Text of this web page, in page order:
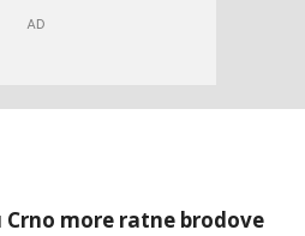
more ratne brodove